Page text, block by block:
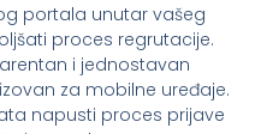
portala unutar vašeg
proces regrutacije.
i jednostavan
za mobilne uređaje.
napusti proces prijave